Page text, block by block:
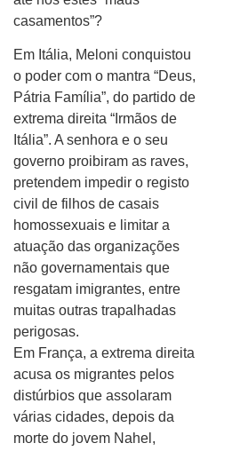
casamentos”?
Em Itália, Meloni conquistou
o poder com o mantra “Deus,
Pátria Família”, do partido de
extrema direita “Irmãos de
Itália”. A senhora e o seu
governo proibiram as raves,
pretendem impedir o registo
civil de filhos de casais
homossexuais e limitar a
atuação das organizações
não governamentais que
resgatam imigrantes, entre
muitas outras trapalhadas
perigosas.
Em França, a extrema direita
acusa os migrantes pelos
distúrbios que assolaram
várias cidades, depois da
morte do jovem Nahel,